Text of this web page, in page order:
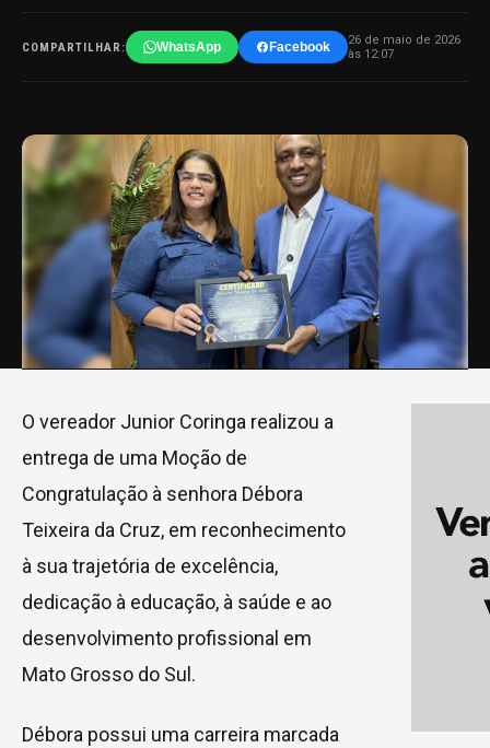
COMPARTILHAR: WhatsApp Facebook
26 de maio de 2026
às 12:07
O vereador Junior Coringa realizou a
entrega de uma Moção de
Congratulação à senhora Débora
Teixeira da Cruz, em reconhecimento
à sua trajetória de excelência,
dedicação à educação, à saúde e ao
desenvolvimento profissional em
Mato Grosso do Sul.
Débora possui uma carreira marcada